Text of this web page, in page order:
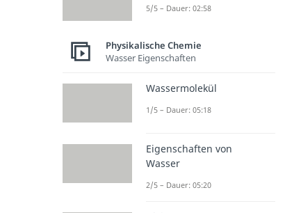
5/5 – Dauer: 02:58
Physikalische Chemie
Wasser Eigenschaften
Wassermolekül
1/5 – Dauer: 05:18
Eigenschaften von
Wasser
2/5 – Dauer: 05:20